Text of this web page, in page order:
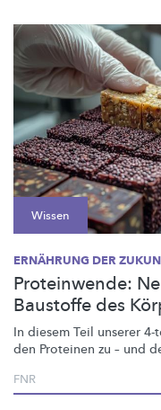
Wissen
ERNÄHRUNG DER
Proteinwende:
Baustoffe des
In diesem Teil unserer
den Proteinen zu – und
FNR